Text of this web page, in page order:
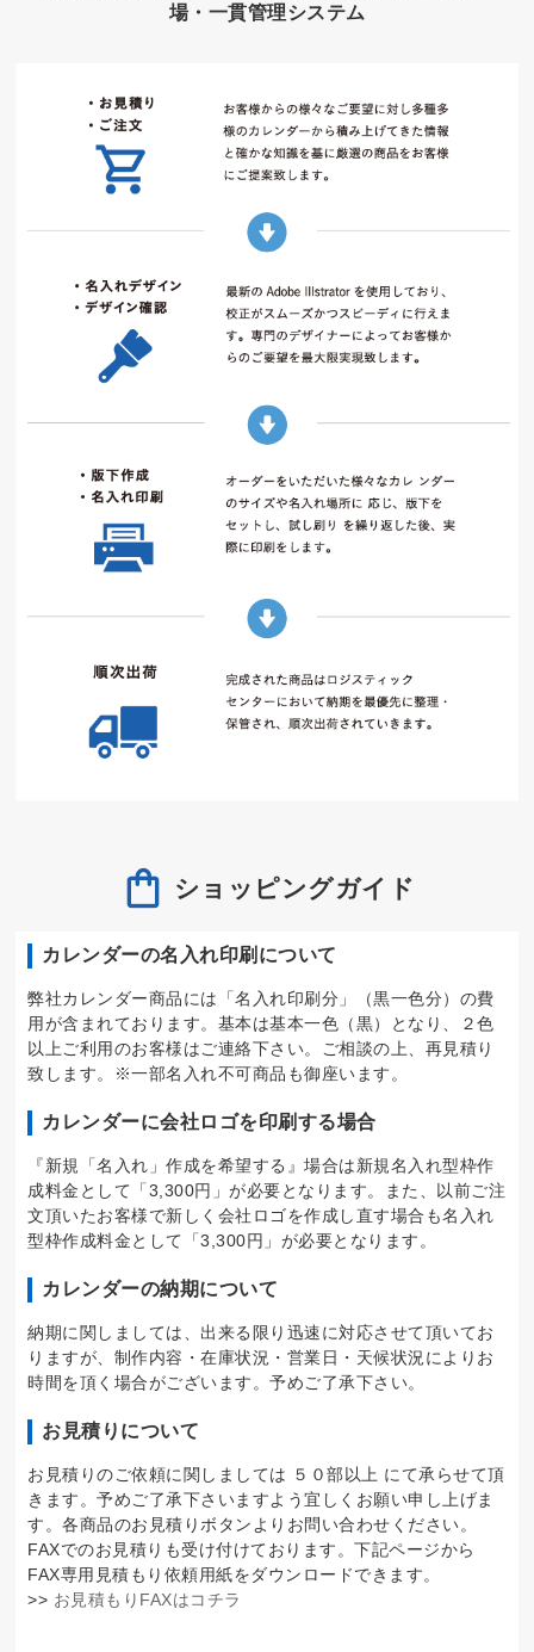
場・一貫管理システム
ショッピングガイド
カレンダーの名入れ印刷について
弊社カレンダー商品には「名入れ印刷分」（黒一色分）の費
用が含まれております。基本は基本一色（黒）となり、２色
以上ご利用のお客様はご連絡下さい。ご相談の上、再見積り
致します。※一部名入れ不可商品も御座います。
カレンダーに会社ロゴを印刷する場合
『新規「名入れ」作成を希望する』場合は新規名入れ型枠作
成料金として「3,300円」が必要となります。また、以前ご注
文頂いたお客様で新しく会社ロゴを作成し直す場合も名入れ
型枠作成料金として「3,300円」が必要となります。
カレンダーの納期について
納期に関しましては、出来る限り迅速に対応させて頂いてお
りますが、制作内容・在庫状況・営業日・天候状況によりお
時間を頂く場合がございます。予めご了承下さい。
お見積りについて
お見積りのご依頼に関しましては ５０部以上 にて承らせて頂
きます。予めご了承下さいますよう宜しくお願い申し上げま
す。各商品のお見積りボタンよりお問い合わせください。
FAXでのお見積りも受け付けております。下記ページから
FAX専用見積もり依頼用紙をダウンロードできます。
>> お見積もりFAXはコチラ